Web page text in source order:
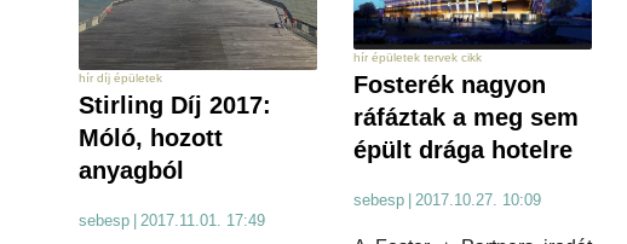
hír díj épületek
Stirling Díj 2017:
Móló, hozott
anyagból
sebesp 2017.11.01. 17:49
hír épületek tervek cikk
Fosterék nagyon
ráfáztak a meg sem
épült drága hotelre
sebesp 2017.10.27. 10:09